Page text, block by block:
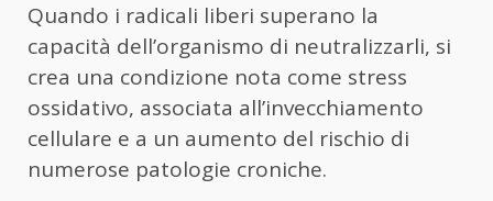
Quando i radicali liberi superano la
capacità dell’organismo di neutralizzarli, si
crea una condizione nota come stress
ossidativo, associata all’invecchiamento
cellulare e a un aumento del rischio di
numerose patologie croniche.